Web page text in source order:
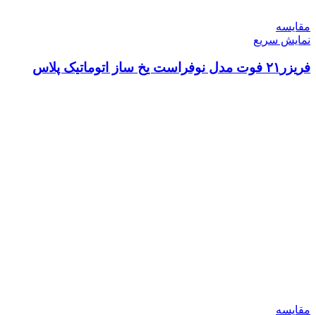
مقايسه
نمایش سریع
فریزر۲۱ فوت مدل نوفراست یخ ساز اتوماتیک پلاس
مقايسه